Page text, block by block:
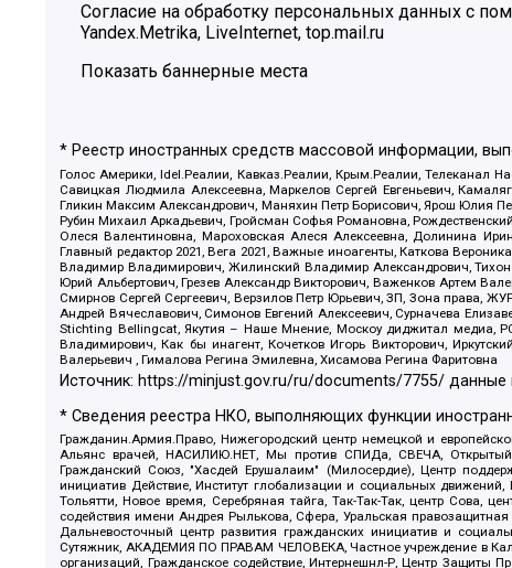
Согласие на обработку персональных данных с
Yandex.Metrika, LiveInternet, top.mail.ru
Показать баннерные места
* Реестр иностранных средств массовой информации,
Голос Америки, Idel.Реалии, Кавказ.Реалии, Крым.Реалии, Телеканал
Савицкая Людмила Алексеевна, Маркелов Сергей Евгеньевич,
Гликин Максим Александрович, Маняхин Петр Борисович, Ярош Юлия
Рубин Михаил Аркадьевич, Гройсман Софья Романовна,
Олеся Валентиновна, Мароховская Алеся Алексеевна, Долинина
Главный редактор 2021, Вега 2021, Важные иноагенты, Каткова
Владимир Владимирович, Жилинский Владимир Александрович,
Юрий Альбертович, Грезев Александр Викторович, Важенков Артем
Смирнов Сергей Сергеевич, Верзилов Петр Юрьевич, ЗП, Зона права,
Андрей Вячеславович, Симонов Евгений Алексеевич, Сурначева
Stichting Bellingcat, Якутия – Наше Мнение, Москоу диджитал медиа,
Владимирович, Как бы инагент, Кочетков Игорь Викторович,
Валерьевич , Гималова Регина Эмилевна, Хисамова Регина Фаритовна
Источник: https://minjust.gov.ru/ru/documents/7755/ данные
* Сведения реестра НКО, выполняющих функции
Гражданин.Армия.Право, Нижегородский центр немецкой и
Альянс врачей, НАСИЛИЮ.НЕТ, Мы против СПИДа, СВЕЧА, Открытый
Гражданский Союз, "Хасдей Ерушалаим" (Милосердие), Центр
инициатив Действие, Институт глобализации и социальных
Тольятти, Новое время, Серебряная тайга, Так-Так-Так, центр Сова,
содействия имени Андрея Рылькова, Сфера, Уральская
Дальневосточный центр развития гражданских инициатив и
Сутяжник, АКАДЕМИЯ ПО ПРАВАМ ЧЕЛОВЕКА, Частное учреждение в
организаций, Гражданское содействие, Интернешнл-Р, Центр Защиты